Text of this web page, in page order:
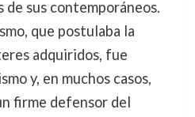
de sus contemporáneos.
que postulaba la
adquiridos, fue
y, en muchos casos,
firme defensor del